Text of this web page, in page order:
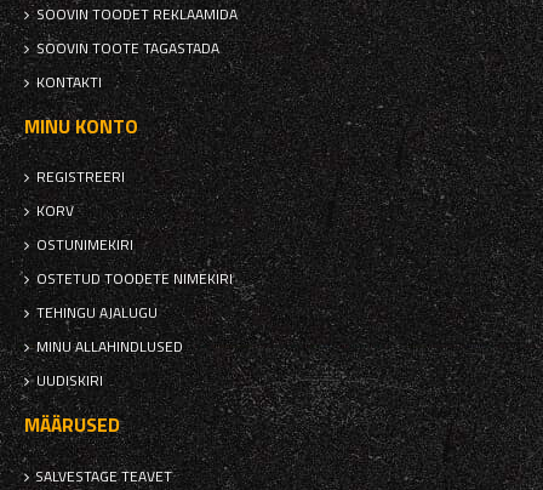
SOOVIN TOODET REKLAAMIDA
SOOVIN TOOTE TAGASTADA
KONTAKTI
MINU KONTO
REGISTREERI
KORV
OSTUNIMEKIRI
OSTETUD TOODETE NIMEKIRI
TEHINGU AJALUGU
MINU ALLAHINDLUSED
UUDISKIRI
MÄÄRUSED
SALVESTAGE TEAVET